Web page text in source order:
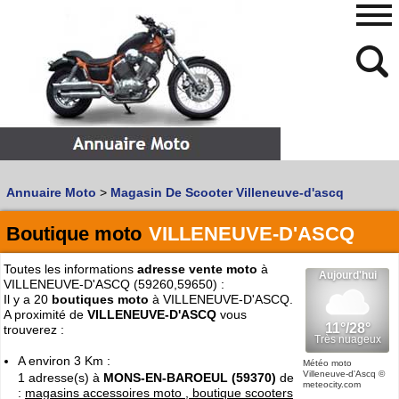
Vous recherchez un garageMOTO ouSCOOTER?
Quoi :
Où :
Trouver un garage Moto !
Retrouvez dans votre VILLE
les bonnes adresses deL'ANNUAIRE MOTO & SCOOTER
480
768
Annuaire Moto > Magasin De Scooter Villeneuve-d'ascq
Boutique moto VILLENEUVE-D'ASCQ
Toutes les informations adresse vente moto à
VILLENEUVE-D'ASCQ (59260,59650) :
Il y a 20 boutiques moto à VILLENEUVE-D'ASCQ.
A proximité de VILLENEUVE-D'ASCQ vous
trouverez :
A environ 3 Km :
1 adresse(s) à MONS-EN-BAROEUL (59370) de
: magasins accessoires moto , boutique scooters
Météo moto
Villeneuve-d'Ascq ©
meteocity.com